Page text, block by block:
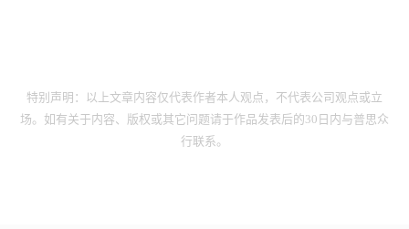
特别声明：以上文章内容仅代表作者本人观点，不代表公司观点或立
场。如有关于内容、版权或其它问题请于作品发表后的30日内与普思众
行联系。